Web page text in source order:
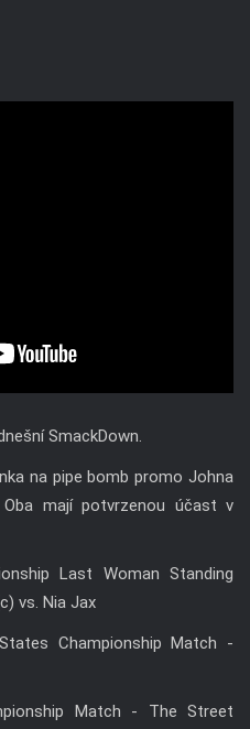
SmackDown.
na pipe bomb promo Johna
mají potvrzenou účast v
Last Woman Standing
vs. Nia Jax
Championship Match -
Match - The Street